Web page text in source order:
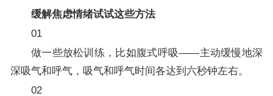
缓解焦虑情绪试试这些方法
01
做一些放松训练，比如腹式呼吸——主动缓慢地深
深吸气和呼气，吸气和呼气时间各达到六秒钟左右。
02